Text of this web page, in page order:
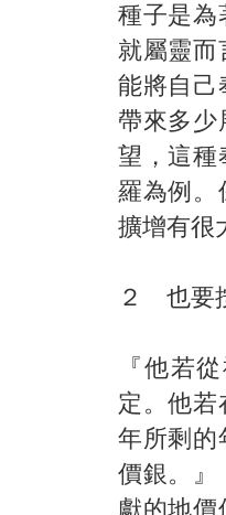
種子是為
就屬靈而
能將自己
帶來多少
望，這種
羅為例。
擴增有很
２ 也要
『他若
定。他若
年所剩的
價銀。』
獻的地價